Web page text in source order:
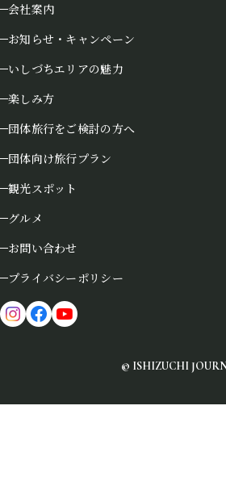
会社案内
お知らせ・キャンペーン
いしづちエリアの魅力
楽しみ方
団体旅行をご検討の方へ
団体向け旅行プラン
観光スポット
グルメ
お問い合わせ
プライバシーポリシー
© ISHIZUCHI